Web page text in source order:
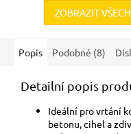
ZOBRAZIT
Popis Podobné (8)
Detailní popis
Ideální pro vrtání
betonu, cihel a